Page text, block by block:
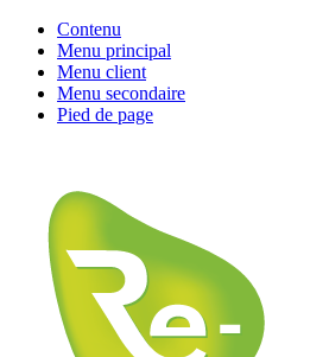
Contenu
Menu principal
Menu client
Menu secondaire
Pied de page